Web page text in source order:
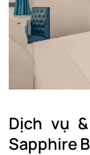
Dịch vụ
Sapphire